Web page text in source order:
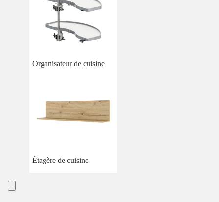
Organisateur de cuisine
Étagère de cuisine